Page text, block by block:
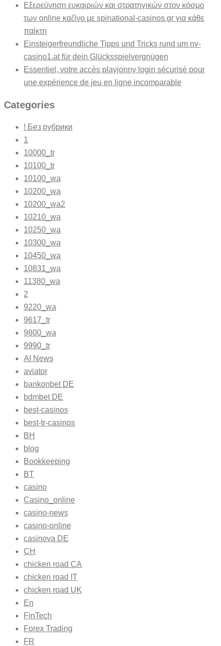
Εξερεύνηση ευκαιριών και στρατηγικών στον κόσμο
των online καζίνο με spinational-casinos.gr για κάθε
παίκτη
Einsteigerfreundliche Tipps und Tricks rund um nv-
casino1.at für dein Glücksspielvergnügen
Essentiel, votre accès playjonny login sécurisé pour
une expérience de jeu en ligne incomparable
Categories
! Без рубрики
1
10000_tr
10100_tr
10100_wa
10200_wa
10200_wa2
10210_wa
10250_wa
10300_wa
10450_wa
10831_wa
11380_wa
2
9220_wa
9617_tr
9800_wa
9990_tr
AI News
aviator
bankonbet DE
bdmbet DE
best-casinos
best-tr-casinos
BH
blog
Bookkeeping
BT
casino
Casino_online
casino-news
casino-online
casinova DE
CH
chicken road CA
chicken road IT
chicken road UK
En
FinTech
Forex Trading
FR